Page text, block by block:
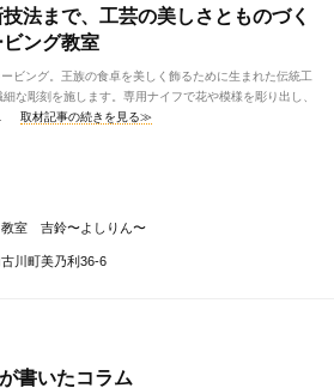
法まで、工芸の美しさとものづく
ング教室
ビング。王族の食卓を美しく飾るために生まれた伝統工
な彫刻を施します。専用ナイフで花や模様を彫り出し、
取材記事の続きを見る≫
教室 吉鈴〜よしりん〜
川町美乃利36-6
書いたコラム